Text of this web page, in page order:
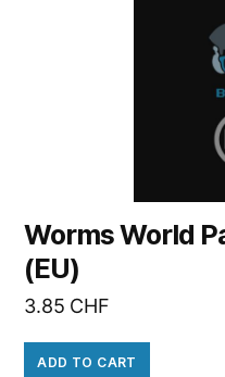
Worms World
(EU)
3.85 CHF
ADD TO CART